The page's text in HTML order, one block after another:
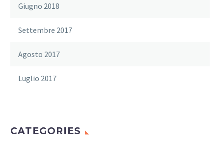
Giugno 2018
Settembre 2017
Agosto 2017
Luglio 2017
CATEGORIES